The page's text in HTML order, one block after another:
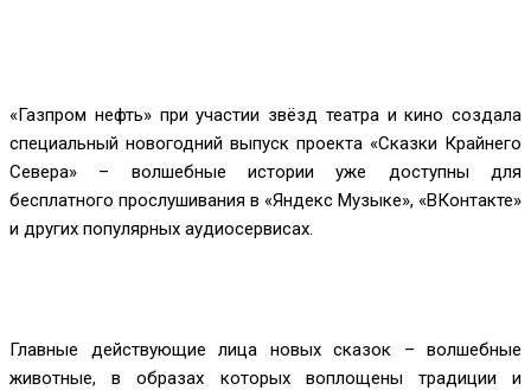
«Газпром нефть» при участии звёзд театра и кино создала
специальный новогодний выпуск проекта «Сказки Крайнего
Севера» – волшебные истории уже доступны для
бесплатного прослушивания в «Яндекс Музыке», «ВКонтакте»
и других популярных аудиосервисах.
Главные действующие лица новых сказок – волшебные
животные, в образах которых воплощены традиции и